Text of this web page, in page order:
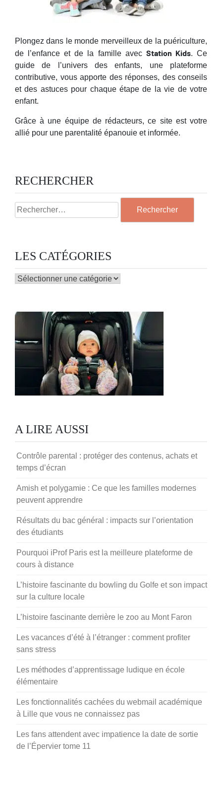
Plongez dans le monde merveilleux de la puériculture,
de l’enfance et de la famille avec Station Kids. Ce
guide de l’univers des enfants, une plateforme
contributive, vous apporte des réponses, des conseils
et des astuces pour chaque étape de la vie de votre
enfant.
Grâce à une équipe de rédacteurs, ce site est votre
allié pour une parentalité épanouie et informée.
RECHERCHER
Rechercher :
LES CATÉGORIES
LES
A LIRE AUSSI
Contrôle parental : protéger des contenus, achats et
temps d’écran
Amish et polygamie : Ce que les familles modernes
peuvent apprendre
Résultats du bac général : impacts sur l’orientation
des étudiants
Pourquoi iProf Paris est la meilleure plateforme de
cours à distance
L’histoire fascinante du bowling du Golfe et son impact
sur la culture locale
L’histoire fascinante derrière le zoo au Mont Faron
Les vacances d’été à l’étranger : comment profiter
sans stress
Les méthodes d’apprentissage ludique en école
élémentaire
Les fonctionnalités cachées du webmail académique
à Lille que vous ne connaissez pas
Les fans attendent avec impatience la date de sortie
de l’Épervier tome 11